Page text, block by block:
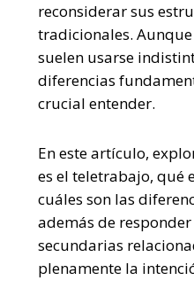
reconsiderar sus
tradicionales.
suelen usarse
diferencias
crucial entender.
En este artículo,
es el teletrabajo, qué
cuáles son las
además de
secundarias
plenamente la